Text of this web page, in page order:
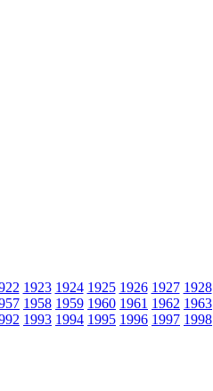
1923 1924 1925 1926 1927 1928
1958 1959 1960 1961 1962 1963
1993 1994 1995 1996 1997 1998